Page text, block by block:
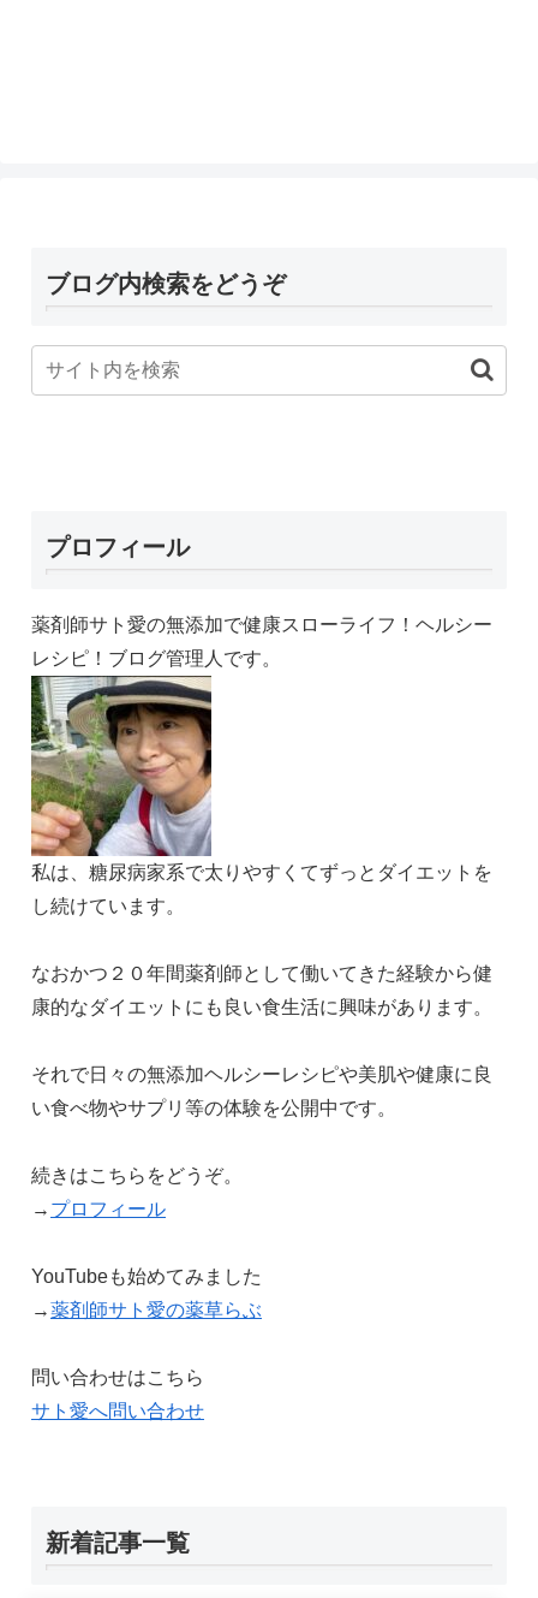
ブログ内検索をどうぞ
プロフィール
薬剤師サト愛の無添加で健康スローライフ！ヘルシー
レシピ！ブログ管理人です。
私は、糖尿病家系で太りやすくてずっとダイエットを
し続けています。
なおかつ２０年間薬剤師として働いてきた経験から健
康的なダイエットにも良い食生活に興味があります。
それで日々の無添加ヘルシーレシピや美肌や健康に良
い食べ物やサプリ等の体験を公開中です。
続きはこちらをどうぞ。
→ プロフィール
YouTubeも始めてみました
→薬剤師サト愛の薬草らぶ
問い合わせはこちら
サト愛へ問い合わせ
新着記事一覧